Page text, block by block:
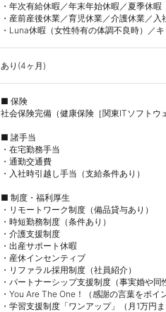
・年次有給休暇／年末年始休暇／夏季休
・産前産後休業／育児休業／介護休業／入
・Luna休暇（女性特有の体調不良時）／
あり(4ヶ月)
■ 保険
社会保険完備（健康保険［関東ITソフトウ
■ 諸手当
・在宅勤務手当
・通勤交通費
・入社時引越し手当（支給条件あり）
■ 制度・福利厚生
・リモートワーク制度（備品貸与あり）
・時短勤務制度（条件あり）
・介護支援制度
・出産サポート休暇
・産休インセンティブ
・リファラル採用制度（社員紹介）
・パートナーシップ支援制度（事実婚や同
・You Are The One！（感謝の言葉をポイ
・学習支援制度「ワンアップ」（月1万円